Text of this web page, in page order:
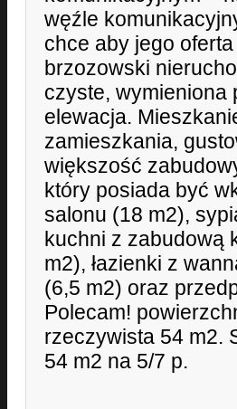
węźle
chce aby jego
brzozowski
czyste, wymieniona
elewacja.
zamieszkania,
większość
który posiada być
salonu (18 m2),
kuchni z zabudową
m2), łazienki z
(6,5 m2) oraz
Polecam!
rzeczywista 54 m2.
54 m2 na 5/7 p.